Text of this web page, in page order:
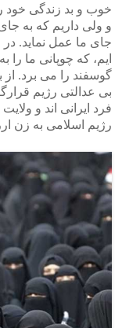
خوب و بد زندگی خود
و ولی داریم که به
جای ما عمل نماید. در
ایم، که چوپانی ما
گوسفند را می برد. از
بی عدالتی رژیم
فرد ایرانی اند و
رژیم اسلامی به زن